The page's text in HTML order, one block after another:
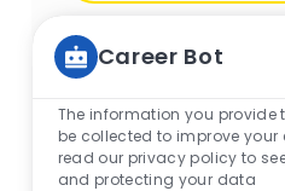
Compartilhe esta
Compartilhar via
Career Bot
The information you provide
be collected to improve your
read our privacy policy to
and protecting your data